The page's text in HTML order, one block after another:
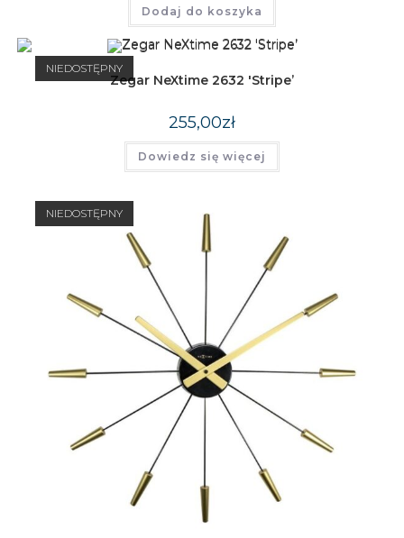
Dodaj do koszyka
NIEDOSTĘPNY
Zegar NeXtime 2632 'Stripe’
255,00zł
Dowiedz się więcej
NIEDOSTĘPNY